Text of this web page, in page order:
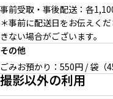
事前受取・事後配送：各
＊事前に配送日をお伝えく
きない場合がございます。
その他
ごみお預かり：550円 / 袋（
撮影以外の利用